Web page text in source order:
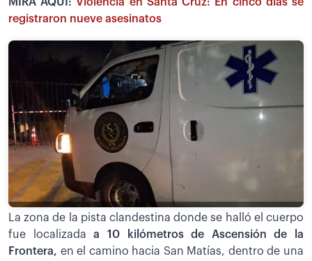
registraron nueve asesinatos
La zona de la pista clandestina donde se halló el cuerpo
fue localizadaa 10 kilómetros de Ascensión de la
Frontera, en el camino hacia San Matías, dentro de una